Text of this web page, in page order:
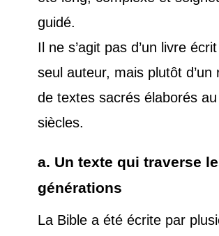
guidé.
Il ne s’agit pas d’un livre
seul auteur, mais plutôt d’un
de textes sacrés élaborés
siècles.
a. Un texte qui traverse
générations
La Bible a été écrite par